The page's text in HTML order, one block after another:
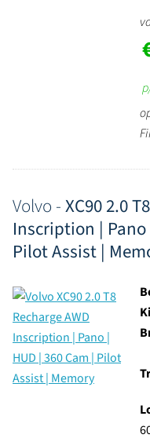
Volvo -XC90 2.0
Inscription | Pano
Pilot Assist |